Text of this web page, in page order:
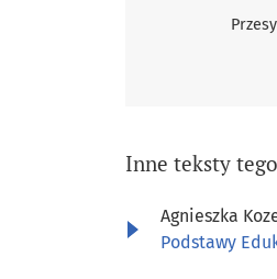
Inne teksty
Agnieszka
Podstawy